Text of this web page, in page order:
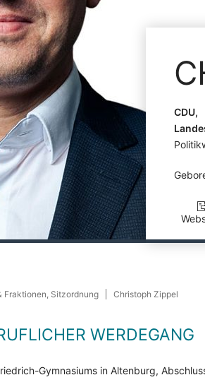
CDU,
Fraktionen, Sitzordnung Christoph Zippel
WERDEGANG
Gymnasiums in Altenburg,